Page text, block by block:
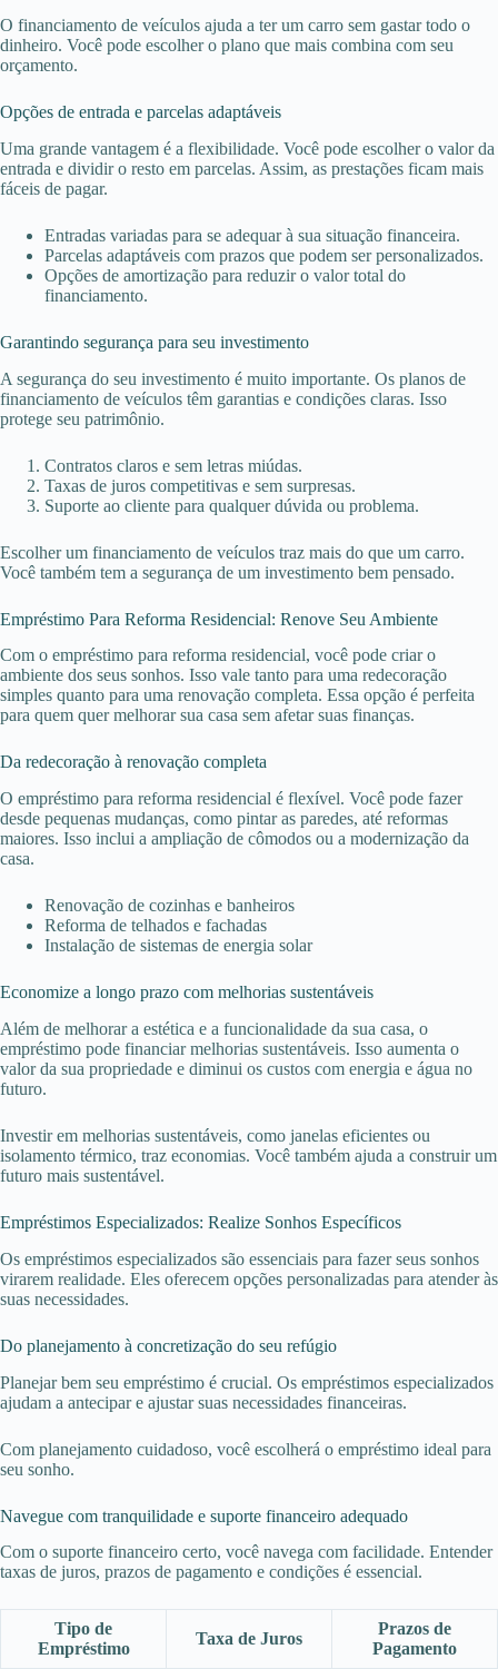
O financiamento de veículos ajuda a ter um carro sem gastar todo o
dinheiro. Você pode escolher o plano que mais combina com seu
orçamento.
Opções de entrada e parcelas adaptáveis
Uma grande vantagem é a flexibilidade. Você pode escolher o valor da
entrada e dividir o resto em parcelas. Assim, as prestações ficam mais
fáceis de pagar.
Entradas variadas para se adequar à sua situação financeira.
Parcelas adaptáveis com prazos que podem ser personalizados.
Opções de amortização para reduzir o valor total do
financiamento.
Garantindo segurança para seu investimento
A segurança do seu investimento é muito importante. Os planos de
financiamento de veículos têm garantias e condições claras. Isso
protege seu patrimônio.
Contratos claros e sem letras miúdas.
Taxas de juros competitivas e sem surpresas.
Suporte ao cliente para qualquer dúvida ou problema.
Escolher um financiamento de veículos traz mais do que um carro.
Você também tem a segurança de um investimento bem pensado.
Empréstimo Para Reforma Residencial: Renove Seu Ambiente
Com o empréstimo para reforma residencial, você pode criar o
ambiente dos seus sonhos. Isso vale tanto para uma redecoração
simples quanto para uma renovação completa. Essa opção é perfeita
para quem quer melhorar sua casa sem afetar suas finanças.
Da redecoração à renovação completa
O empréstimo para reforma residencial é flexível. Você pode fazer
desde pequenas mudanças, como pintar as paredes, até reformas
maiores. Isso inclui a ampliação de cômodos ou a modernização da
casa.
Renovação de cozinhas e banheiros
Reforma de telhados e fachadas
Instalação de sistemas de energia solar
Economize a longo prazo com melhorias sustentáveis
Além de melhorar a estética e a funcionalidade da sua casa, o
empréstimo pode financiar melhorias sustentáveis. Isso aumenta o
valor da sua propriedade e diminui os custos com energia e água no
futuro.
Investir em melhorias sustentáveis, como janelas eficientes ou
isolamento térmico, traz economias. Você também ajuda a construir um
futuro mais sustentável.
Empréstimos Especializados: Realize Sonhos Específicos
Os empréstimos especializados são essenciais para fazer seus sonhos
virarem realidade. Eles oferecem opções personalizadas para atender às
suas necessidades.
Do planejamento à concretização do seu refúgio
Planejar bem seu empréstimo é crucial. Os empréstimos especializados
ajudam a antecipar e ajustar suas necessidades financeiras.
Com planejamento cuidadoso, você escolherá o empréstimo ideal para
seu sonho.
Navegue com tranquilidade e suporte financeiro adequado
Com o suporte financeiro certo, você navega com facilidade. Entender
taxas de juros, prazos de pagamento e condições é essencial.
Tipo de
Empréstimo
Taxa de Juros
Prazos de
Pagamento